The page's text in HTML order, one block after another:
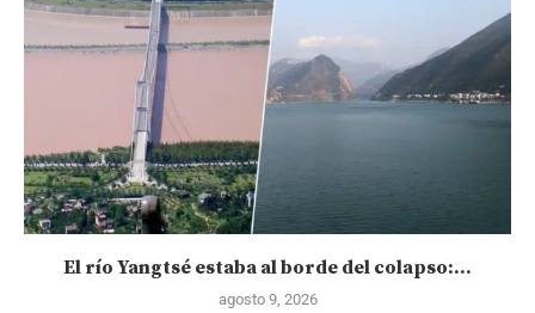
El río Yangtsé estaba al borde del colapso:...
agosto 9, 2026